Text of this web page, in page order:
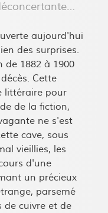
aujourd'hui
des surprises.
de 1882 à 1900
Cette
littéraire pour
de la fiction,
ne s'est
cave, sous
vieillies, les
d'une
un précieux
parsemé
de cuivre et de